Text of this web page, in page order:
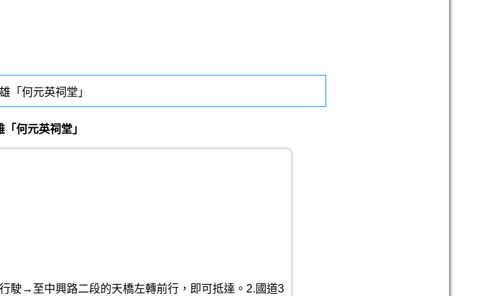
何元英祠堂」
駛→至中興路二段的天橋左轉前行，即可抵達。2.國道3